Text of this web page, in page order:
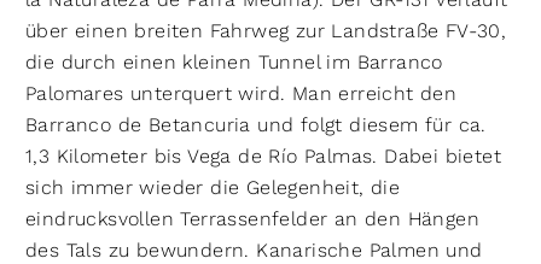
über einen breiten Fahrweg zur Landstraße FV-30,
die durch einen kleinen Tunnel im Barranco
Palomares unterquert wird. Man erreicht den
Barranco de Betancuria und folgt diesem für ca.
1,3 Kilometer bis Vega de Río Palmas. Dabei bietet
sich immer wieder die Gelegenheit, die
eindrucksvollen Terrassenfelder an den Hängen
des Tals zu bewundern. Kanarische Palmen und